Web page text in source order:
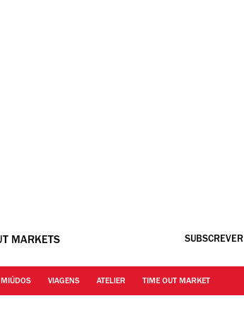
MARKETS SUBSCREVER
MIÚDOS VIAGENS ATELIER TIME OUT MARKET